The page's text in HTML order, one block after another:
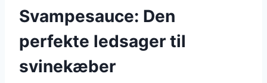
Svampesauce: Den
perfekte ledsager til
svinekæber